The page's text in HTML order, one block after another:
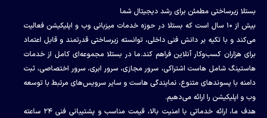
بستلا زیرساختی مطمئن برای رشد دیجیتال شما
بیش از ۱۰ سال است که بستلا در حوزه خدمات میزبانی وب و اپلیکیشن فعالیت
می‌کند و با تکیه بر دانش فنی داخلی، توانسته زیرساختی قدرتمند و قابل اعتماد
برای هزاران کسب‌وکار آنلاین فراهم کند.ما در بستلا مجموعه‌ای کامل از خدمات
هاستینگ شامل هاست اشتراکی، سرور مجازی، سرور ابری، سرور اختصاصی، ثبت
دامنه با پسوندهای متنوع، نمایندگی هاست و سایر سرویس‌های مرتبط با توسعه
وب و اپلیکیشن را ارائه می‌دهیم.
هدف ما، ارائه خدماتی با امنیت بالا، قیمت مناسب و پشتیبانی فنی ۲۴ ساعته